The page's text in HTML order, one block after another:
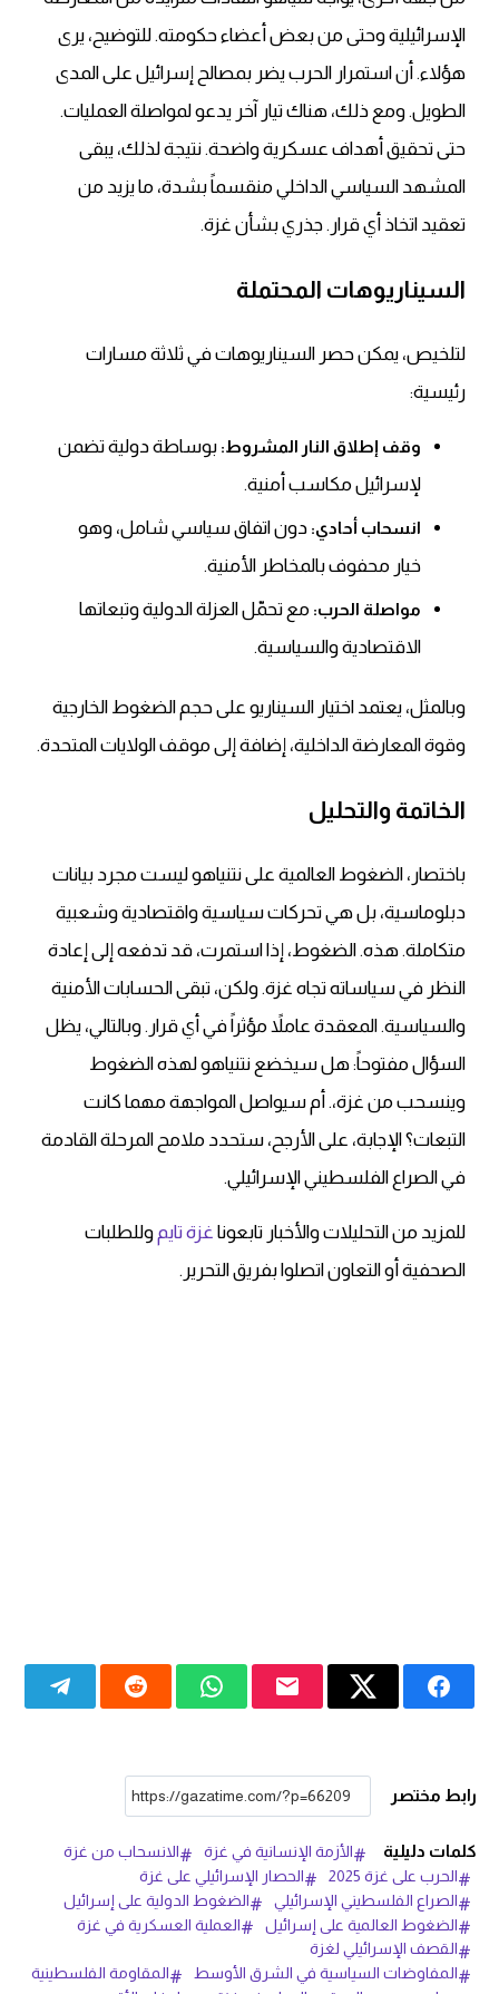
الإسرائيلية وحتى من بعض أعضاء حكومته. للتوضيح، يرى
هؤلاء. أن استمرار الحرب يضر بمصالح إسرائيل على المدى
الطويل. ومع ذلك، هناك تيار آخر يدعو لمواصلة العمليات.
حتى تحقيق أهداف عسكرية واضحة. نتيجة لذلك، يبقى
المشهد السياسي الداخلي منقسماً بشدة، ما يزيد من
تعقيد اتخاذ أي قرار. جذري بشأن غزة.
السيناريوهات المحتملة
لتلخيص، يمكن حصر السيناريوهات في ثلاثة مسارات
رئيسية:
وقف إطلاق النار المشروط: بوساطة دولية تضمن
لإسرائيل مكاسب أمنية.
انسحاب أحادي: دون اتفاق سياسي شامل، وهو
خيار محفوف بالمخاطر الأمنية.
مواصلة الحرب: مع تحمّل العزلة الدولية وتبعاتها
الاقتصادية والسياسية.
وبالمثل، يعتمد اختيار السيناريو على حجم الضغوط الخارجية
وقوة المعارضة الداخلية، إضافة إلى موقف الولايات المتحدة.
الخاتمة والتحليل
باختصار، الضغوط العالمية على نتنياهو ليست مجرد بيانات
دبلوماسية، بل هي تحركات سياسية واقتصادية وشعبية
متكاملة. هذه. الضغوط، إذا استمرت، قد تدفعه إلى إعادة
النظر في سياساته تجاه غزة. ولكن، تبقى الحسابات الأمنية
والسياسية. المعقدة عاملاً مؤثراً في أي قرار. وبالتالي، يظل
السؤال مفتوحاً: هل سيخضع نتنياهو لهذه الضغوط
وينسحب من غزة،. أم سيواصل المواجهة مهما كانت
التبعات؟ الإجابة، على الأرجح، ستحدد ملامح المرحلة القادمة
في الصراع الفلسطيني الإسرائيلي.
للمزيد من التحليلات والأخبار تابعونا غزة تايم وللطلبات
الصحفية أو التعاون اتصلوا بفريق التحرير.
رابط مختصر
كلمات دليلية الأزمة الإنسانية في غزة
الانسحاب من غزة
الحرب على غزة 2025
الحصار الإسرائيلي على غزة
الصراع الفلسطيني الإسرائيلي
الضغوط الدولية على إسرائيل
الضغوط العالمية على إسرائيل
العملية العسكرية في غزة
القصف الإسرائيلي لغزة
المفاوضات السياسية في الشرق الأوسط
المقاومة الفلسطينية